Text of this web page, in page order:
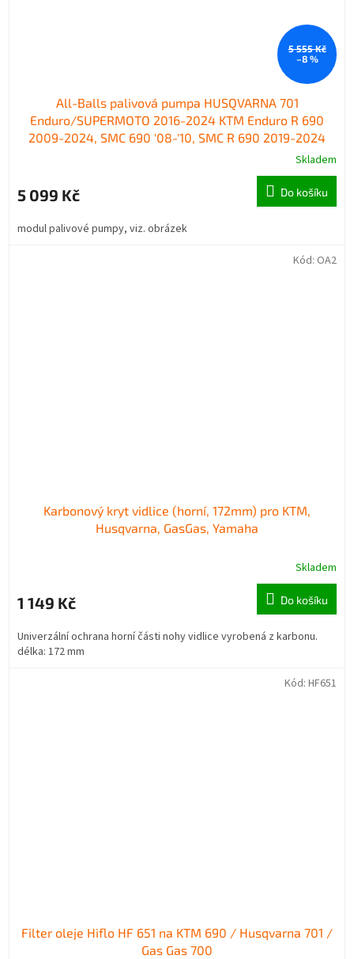
5 555 Kč
–8 %
All-Balls palivová pumpa HUSQVARNA 701
Enduro/SUPERMOTO 2016-2024 KTM Enduro R 690
2009-2024, SMC 690 '08-'10, SMC R 690 2019-2024
Skladem
5 099 Kč Do košíku
modul palivové pumpy, viz. obrázek
Karbonový kryt vidlice (horní, 172mm) pro KTM,
Husqvarna, GasGas, Yamaha
Skladem
1 149 Kč Do košíku
Univerzální ochrana horní části nohy vidlice vyrobená z karbonu.
délka: 172 mm
Kód: OA2
Filter oleje Hiflo HF 651 na KTM 690 / Husqvarna 701 /
Gas Gas 700
Kód: HF651